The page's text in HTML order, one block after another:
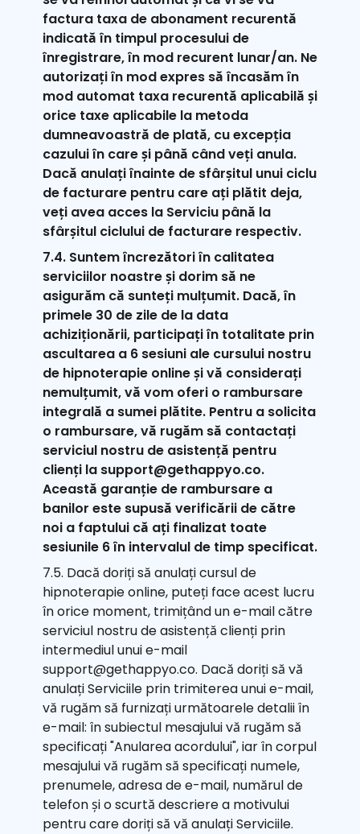
factura taxa de abonament recurentă
indicată în timpul procesului de
înregistrare, în mod recurent lunar/an. Ne
autorizați în mod expres să încasăm în
mod automat taxa recurentă aplicabilă și
orice taxe aplicabile la metoda
dumneavoastră de plată, cu excepția
cazului în care și până când veți anula.
Dacă anulați înainte de sfârșitul unui ciclu
de facturare pentru care ați plătit deja,
veți avea acces la Serviciu până la
sfârșitul ciclului de facturare respectiv.
7.4. Suntem încrezători în calitatea
serviciilor noastre și dorim să ne
asigurăm că sunteți mulțumit. Dacă, în
primele 30 de zile de la data
achiziționării, participați în totalitate prin
ascultarea a 6 sesiuni ale cursului nostru
de hipnoterapie online și vă considerați
nemulțumit, vă vom oferi o rambursare
integrală a sumei plătite. Pentru a solicita
o rambursare, vă rugăm să contactați
serviciul nostru de asistență pentru
clienți la support@gethappyo.co.
Această garanție de rambursare a
banilor este supusă verificării de către
noi a faptului că ați finalizat toate
sesiunile 6 în intervalul de timp specificat.
7.5. Dacă doriți să anulați cursul de
hipnoterapie online, puteți face acest lucru
în orice moment, trimițând un e-mail către
serviciul nostru de asistență clienți prin
intermediul unui e-mail
support@gethappyo.co. Dacă doriți să vă
anulați Serviciile prin trimiterea unui e-mail,
vă rugăm să furnizați următoarele detalii în
e-mail: în subiectul mesajului vă rugăm să
specificați "Anularea acordului", iar în corpul
mesajului vă rugăm să specificați numele,
prenumele, adresa de e-mail, numărul de
telefon și o scurtă descriere a motivului
pentru care doriți să vă anulați Serviciile.